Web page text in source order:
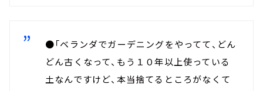
●「ベランダでガーデニングをやってて、どん
どん古くなって、もう１０年以上使っている
土なんですけど、本当捨てるところがなくて